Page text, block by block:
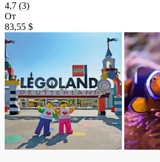
4,7 (3)
От
83,55 $